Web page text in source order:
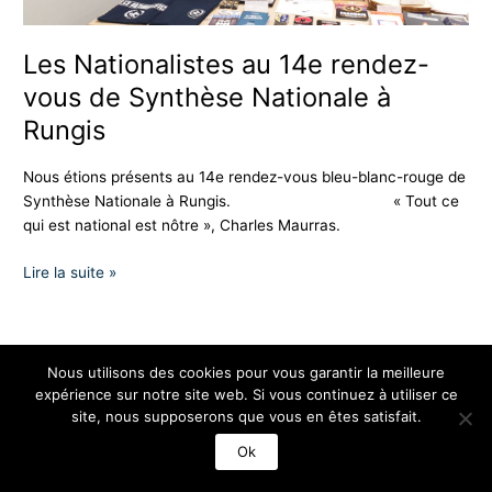
Les Nationalistes au 14e rendez-
vous de Synthèse Nationale à
Rungis
Nous étions présents au 14e rendez-vous bleu-blanc-rouge de
Synthèse Nationale à Rungis. « Tout ce
qui est national est nôtre », Charles Maurras.
Lire la suite »
Copyright © 2026 Les Nationalistes
Nous utilisons des cookies pour vous garantir la meilleure
expérience sur notre site web. Si vous continuez à utiliser ce
site, nous supposerons que vous en êtes satisfait.
Ok